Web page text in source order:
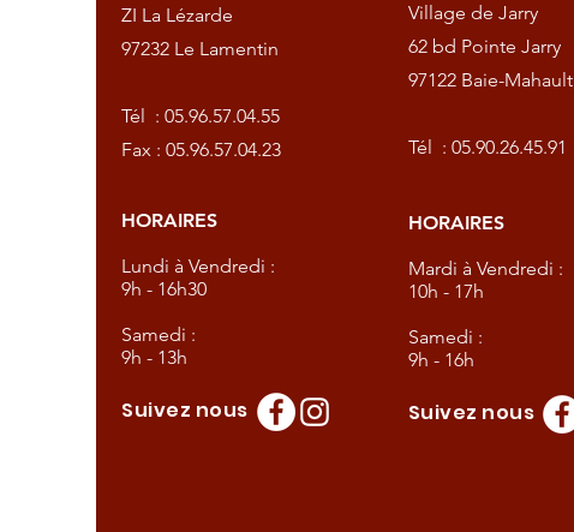
ZI La Lézarde
97232 Le Lamentin
Tél :05.96.57.04.55
Fax : 05.96.57.04.23
HORAIRES
Lundi à Vendredi :
9h - 16h30
Samedi :
9h - 13h
Suivez nous
Village de Jarry
62 bd Pointe Jarry
97122 Baie-Mahault
Tél : 05.90.26.45.91
HORAIRES
Mardi à Vendredi :
10h - 17h
Samedi :
9h - 16h
Suivez nous